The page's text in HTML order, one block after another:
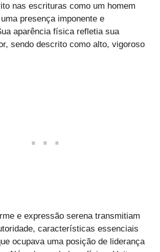
nas escrituras como um homem
presença imponente e
aparência física refletia sua
sendo descrito como alto, vigoroso
e expressão serena transmitiam
características essenciais
ocupava uma posição de liderança